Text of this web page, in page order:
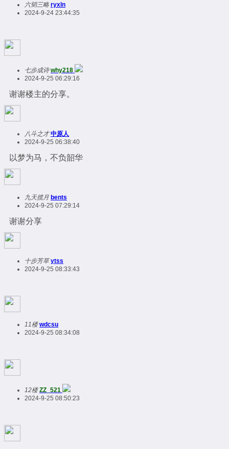
六韬三略 ryxln
2024-9-24 23:44:35
七步成诗 why218
2024-9-25 06:29:16
谢谢楼主的分享。
八斗之才 中原人
2024-9-25 06:38:40
以梦为马，不负韶华
九天揽月 bents
2024-9-25 07:29:14
谢谢分享
十步芳草 ytss
2024-9-25 08:33:43
11楼 wdcsu
2024-9-25 08:34:08
12楼 ZZ_521
2024-9-25 08:50:23